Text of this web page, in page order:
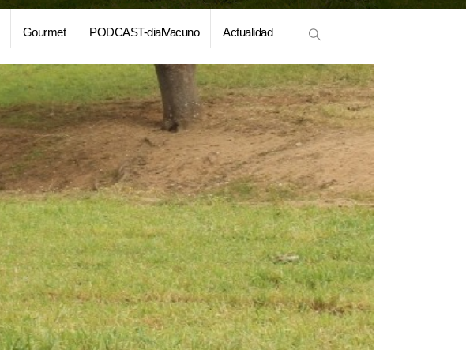
Gourmet PODCAST-dialVacuno Actualidad